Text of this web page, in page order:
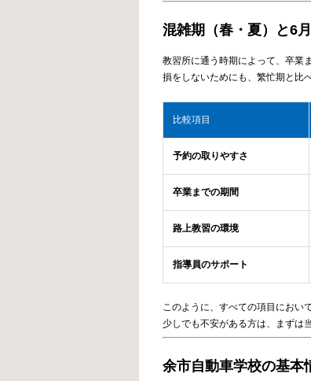
混雑期（春・夏）と6
教習所に通う時期によって、卒業
損をしないためにも、繁忙期と比
比較項目
予約の取りやすさ
卒業までの期間
路上教習の環境
指導員のサポート
このように、すべての項目におい
少しでも不安がある方は、まずは
余市自動車学校の基本